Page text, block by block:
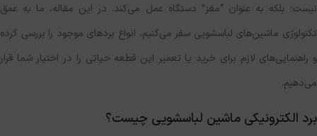
نیست؛ بلکه به عنوان “مغز” دستگاه عمل می‌کند. در این مقاله، ما به عمق
تکنولوژی ماشین‌های لباسشویی سفر می‌کنیم، انواع بردهای موجود را بررسی کرده
و راهنمایی‌های لازم برای خرید یا تعمیر این قطعه حیاتی را در اختیار شما قرار
می‌دهیم.
برد الکترونیکی ماشین لباسشویی چیست؟